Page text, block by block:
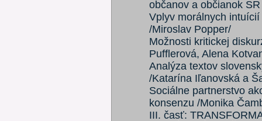
občanov a občianok
Vplyv morálnych
/Miroslav Popper/
Možnosti kritickej
Pufflerová, Alena
Analýza textov
/Katarína Iľanovská a
Sociálne partnerstvo
konsenzu /Monika
III. časť: